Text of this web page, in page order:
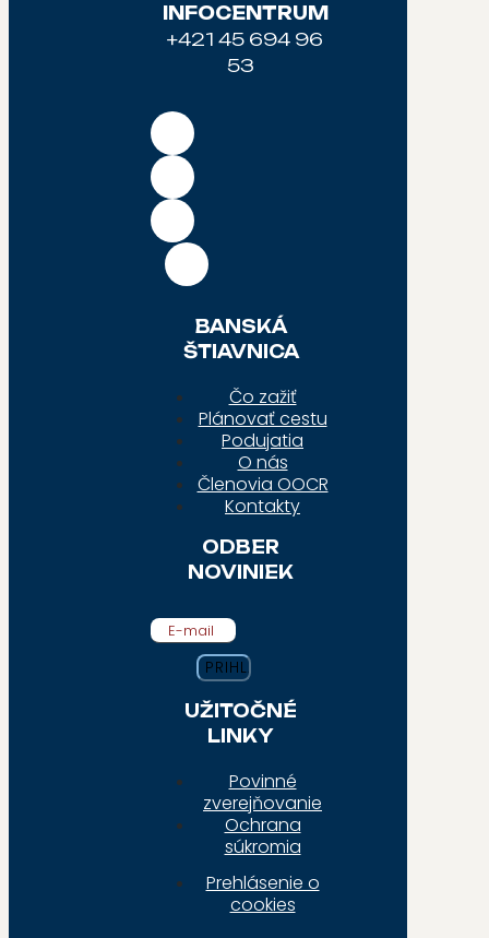
INFOCENTRUM
+421 45 694 96
53
BANSKÁ
ŠTIAVNICA
Čo zažiť
Plánovať cestu
Podujatia
O nás
Členovia OOCR
Kontakty
ODBER
NOVINIEK
E-mail
UŽITOČNÉ
LINKY
Povinné
zverejňovanie
Ochrana
súkromia
Prehlásenie o
cookies